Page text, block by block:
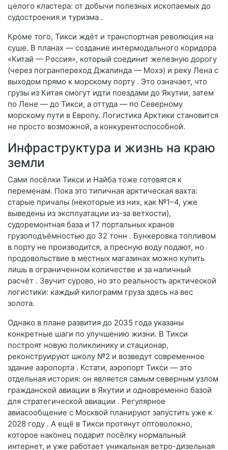
целого кластера: от добычи полезных ископаемых до
судостроения и туризма .
Кроме того, Тикси ждёт и транспортная революция на
суше. В планах — создание интермодального коридора
«Китай — Россия», который соединит железную дорогу
(через погранпереход Джалинда — Мохэ) и реку Лена с
выходом прямо к морскому порту . Это означает, что
грузы из Китая смогут идти поездами до Якутии, затем
по Лене — до Тикси, а оттуда — по Северному
морскому пути в Европу. Логистика Арктики становится
не просто возможной, а конкурентоспособной.
Инфраструктура и жизнь на краю
земли
Сами посёлки Тикси и Найба тоже готовятся к
переменам. Пока это типичная арктическая вахта:
старые причалы (некоторые из них, как №1–4, уже
выведены из эксплуатации из-за ветхости),
судоремонтная база и 17 портальных кранов
грузоподъёмностью до 32 тонн . Бункеровка топливом
в порту не производится, а пресную воду подают, но
продовольствие в местных магазинах можно купить
лишь в ограниченном количестве и за наличный
расчёт . Звучит сурово, но это реальность арктической
логистики: каждый килограмм груза здесь на вес
золота.
Однако в плане развития до 2035 года указаны
конкретные шаги по улучшению жизни. В Тикси
построят новую поликлинику и стационар,
реконструируют школу №2 и возведут современное
здание аэропорта . Кстати, аэропорт Тикси — это
отдельная история: он является самым северным узлом
гражданской авиации в Якутии и одновременно базой
для стратегической авиации . Регулярное
авиасообщение с Москвой планируют запустить уже к
2028 году . А ещё в Тикси протянут оптоволокно,
которое наконец подарит посёлку нормальный
интернет, и уже работает уникальная ветро-дизельная